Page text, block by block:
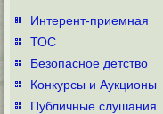
Интерент-приемная
ТОС
Безопасное детство
Конкурсы и Аукционы
Публичные слушания